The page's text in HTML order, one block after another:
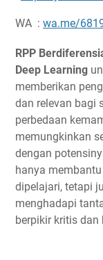
WA : wa.me/
RPP
Deep Learning
memberikan
dan relevan bagi
perbedaan
memungkinkan
dengan
hanya
dipelajari, tetapi
menghadapi
berpikir kritis dan